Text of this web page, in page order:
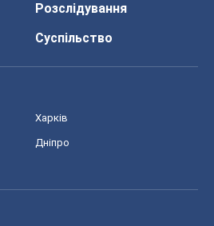
Розслідування
Суспільство
Харків
Дніпро